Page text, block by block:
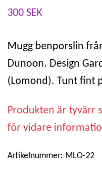
300 SEK
Mugg benporslin
Dunoon. Design
(Lomond). Tunt fint
Produkten är tyvärr
för vidare
Artikelnummer: MLO-22